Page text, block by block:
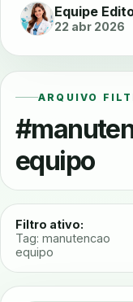
Equipe
22 abr 2026
ARQUIVO
equipo
Filtro ativo:
Tag: manutencao
equipo